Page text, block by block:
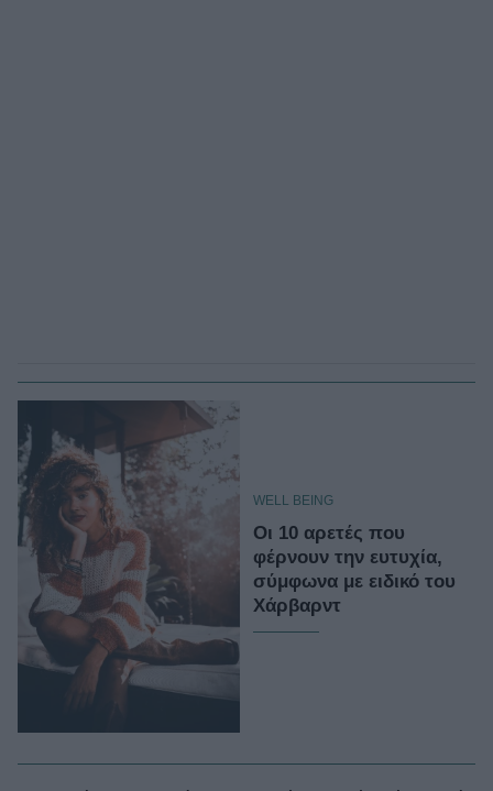
WELL BEING
Οι 10 αρετές που
φέρνουν την ευτυχία,
σύμφωνα με ειδικό του
Χάρβαρντ